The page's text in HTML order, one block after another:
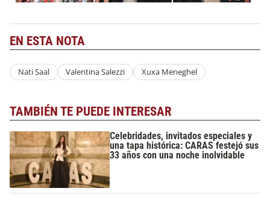
EN ESTA NOTA
Nati Saal Valentina Salezzi Xuxa Meneghel
TAMBIÉN TE PUEDE INTERESAR
Celebridades, invitados especiales y
una tapa histórica: CARAS festejó sus
33 años con una noche inolvidable